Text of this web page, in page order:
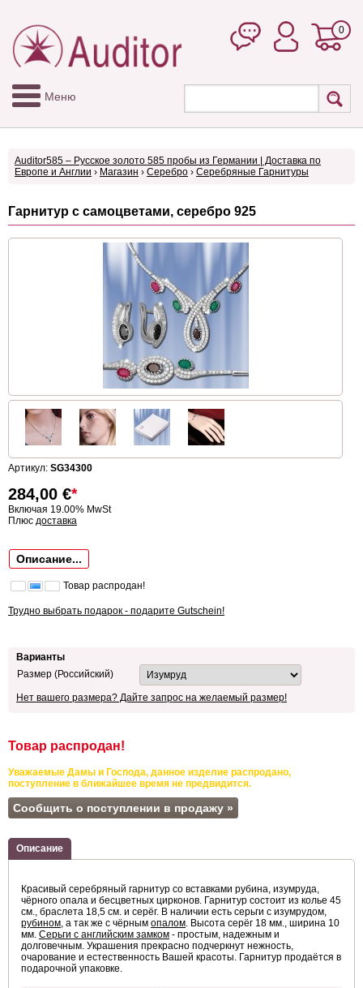
0
Меню
Auditor585 – Русское золото 585 пробы из Германии | Доставка по
Европе и Англии › Магазин › Серебро › Серебряные Гарнитуры
Гарнитур с самоцветами, серебро 925
Артикул: SG34300
284,00 €*
Включая 19.00% MwSt
Плюс доставка
Описание...
Товар распродан!
Трудно выбрать подарок - подарите Gutschein!
Варианты
Размер (Российский)
Нет вашего размера? Дайте запрос на желаемый размер!
Товар распродан!
Уважаемые Дамы и Господа, данное изделие распродано,
поступление в ближайшее время не предвидится.
Сообщить о поступлении в продажу »
Описание
Красивый серебряный гарнитур со вставками рубина, изумруда,
чёрного опала и бесцветных цирконов. Гарнитур состоит из колье 45
см., браслета 18,5 см. и серёг. В наличии есть серьги с изумрудом,
рубином, а так же с чёрным опалом. Высота серёг 18 мм., ширина 10
мм. Серьги с английским замком - простым, надежным и
долговечным. Украшения прекрасно подчеркнут нежность,
очарование и естественность Вашей красоты. Гарнитур продаётся в
подарочной упаковке.